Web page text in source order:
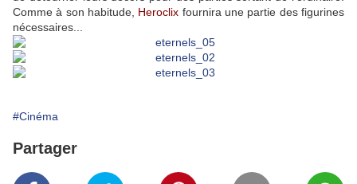
Comme à son habitude, Heroclix fournira une partie des figurines
nécessaires...
#Cinéma
Partager